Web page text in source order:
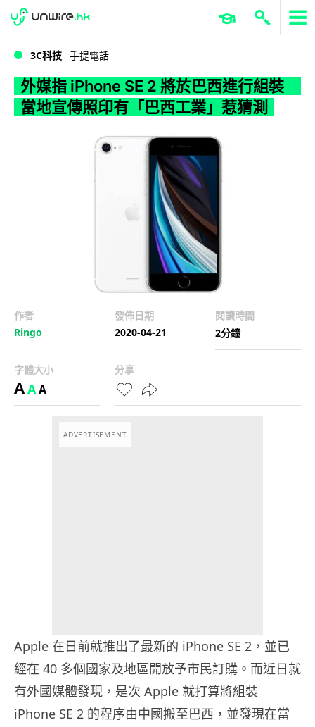
WWDC 2026 ERP 與商業 AI
3C科技 手提電話
外媒指 iPhone SE 2 將於巴西進行組裝
當地宣傳照印有「巴西工業」惹猜測
作者
Ringo
發佈日期
2020-04-21
閱讀時間
2分鐘
字體大小
AAA
分享
ADVERTISEMENT
Apple 在日前就推出了最新的 iPhone SE 2，並已
經在 40 多個國家及地區開放予市民訂購。而近日就
有外國媒體發現，是次 Apple 就打算將組裝
iPhone SE 2 的程序由中國搬至巴西，並發現在當